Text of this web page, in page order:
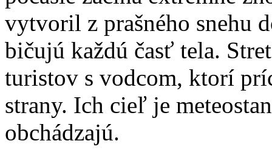
vytvoril z prašného snehu
bičujú každú časť tela.
turistov s vodcom, ktorí
strany. Ich cieľ je
obchádzajú.